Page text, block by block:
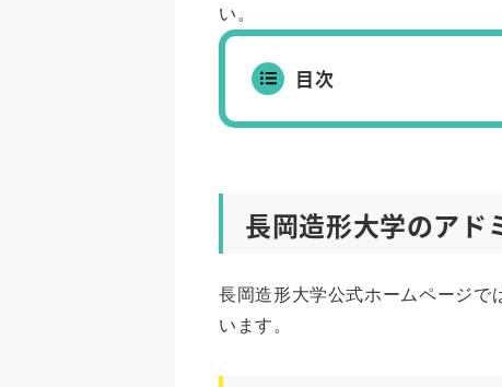
い。
目次
長岡造形大学のアド
長岡造形大学公式ホームページで
います。